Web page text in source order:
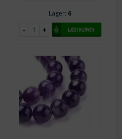
Lager: 6